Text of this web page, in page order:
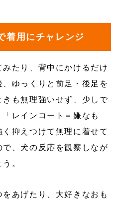
着用にチャレンジ
たり、背中にかけるだけ
ゆっくりと前足・後足を
も無理強いせず、少しで
レインコート＝嫌なも
抑えつけて無理に着せて
、犬の反応を観察しなが
。
あげたり、大好きなおも